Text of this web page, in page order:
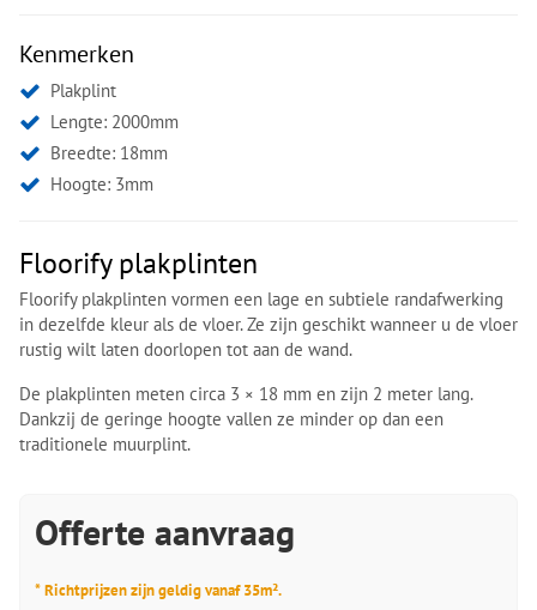
Kenmerken
Plakplint
Lengte: 2000mm
Breedte: 18mm
Hoogte: 3mm
Floorify plakplinten
Floorify plakplinten vormen een lage en subtiele randafwerking
in dezelfde kleur als de vloer. Ze zijn geschikt wanneer u de vloer
rustig wilt laten doorlopen tot aan de wand.
De plakplinten meten circa 3 × 18 mm en zijn 2 meter lang.
Dankzij de geringe hoogte vallen ze minder op dan een
traditionele muurplint.
Offerte aanvraag
* Richtprijzen zijn geldig vanaf 35m².